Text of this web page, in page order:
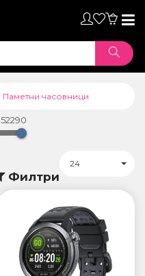
Паметни часовници
52290
24
Филтри